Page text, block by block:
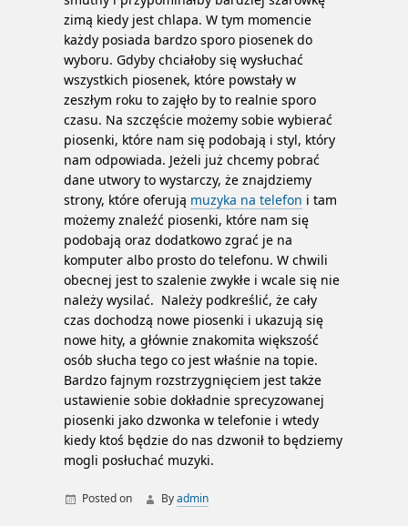
zimą kiedy jest chlapa. W tym momencie
każdy posiada bardzo sporo piosenek do
wyboru. Gdyby chciałoby się wysłuchać
wszystkich piosenek, które powstały w
zeszłym roku to zajęło by to realnie sporo
czasu. Na szczęście możemy sobie wybierać
piosenki, które nam się podobają i styl, który
nam odpowiada. Jeżeli już chcemy pobrać
dane utwory to wystarczy, że znajdziemy
strony, które oferują muzyka na telefon i tam
możemy znaleźć piosenki, które nam się
podobają oraz dodatkowo zgrać je na
komputer albo prosto do telefonu. W chwili
obecnej jest to szalenie zwykłe i wcale się nie
należy wysilać. Należy podkreślić, że cały
czas dochodzą nowe piosenki i ukazują się
nowe hity, a głównie znakomita większość
osób słucha tego co jest właśnie na topie.
Bardzo fajnym rozstrzygnięciem jest także
ustawienie sobie dokładnie sprecyzowanej
piosenki jako dzwonka w telefonie i wtedy
kiedy ktoś będzie do nas dzwonił to będziemy
mogli posłuchać muzyki.
Posted on Byadmin